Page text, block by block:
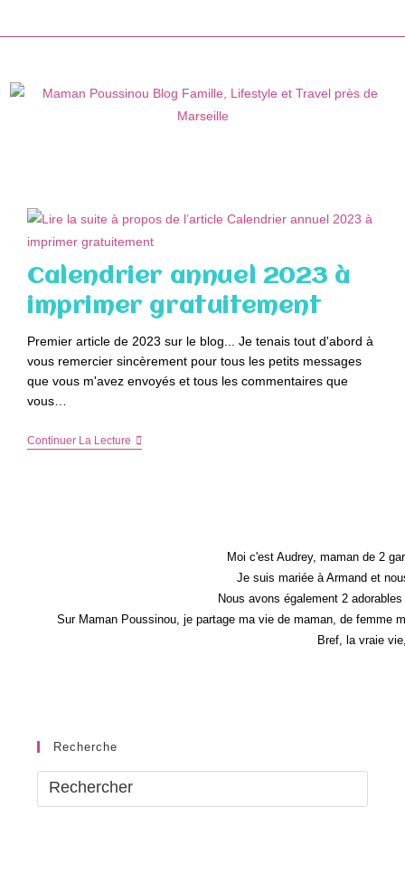
Calendrier annuel 2023 à
imprimer gratuitement
Premier article de 2023 sur le blog... Je tenais tout d'abord à
vous remercier sincèrement pour tous les petits messages
que vous m'avez envoyés et tous les commentaires que
vous…
Continuer La LectureCalendrier
Moi c'est Audrey, maman de 2
Je suis mariée à Armand et
Nous avons également 2
Sur Maman Poussinou, je partage ma vie de maman, de femme
Bref, la vraie
Recherche